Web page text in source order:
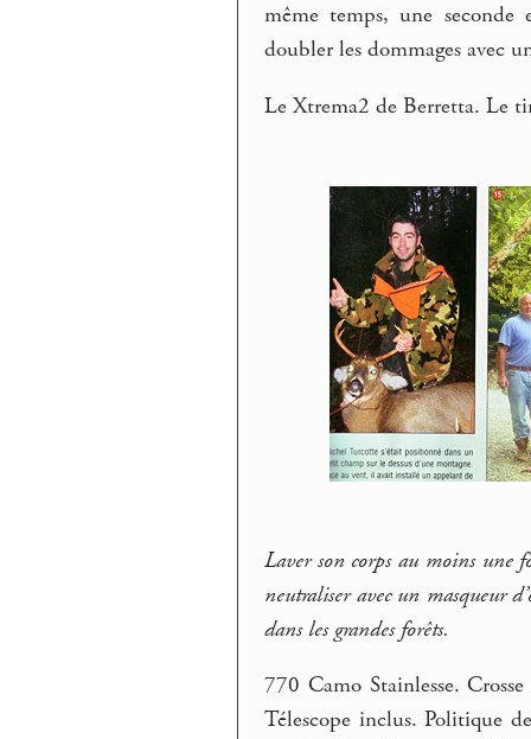
même temps, une
doubler les dommages avec
Le Xtrema2 de Berretta. Le
Laver son corps au moins une
neutraliser avec un masqueur
dans les grandes forêts.
770 Camo Stainlesse.
Télescope inclus. Politique